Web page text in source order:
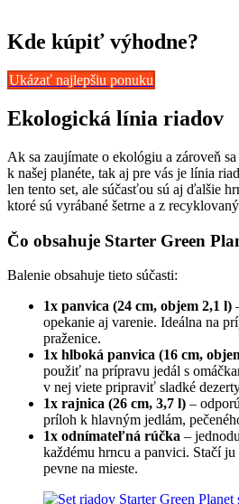
Kde kúpiť výhodne?
Ukázať najlepšiu ponuku
Ekologická línia riadov
Ak sa zaujímate o ekológiu a zároveň
k našej planéte, tak aj pre vás je línia
len tento set, ale súčasťou sú aj ďalšie
ktoré sú vyrábané šetrne a z
Čo obsahuje Starter Green
Balenie obsahuje tieto súčasti:
1x panvica (24 cm, objem 2,1 l)
opekanie aj varenie. Ideálna na
praženice.
1x hlboká panvica (16 cm,
použiť na prípravu jedál s
v nej viete pripraviť sladké
1x rajnica (26 cm, 3,7 l) –
príloh k hlavným jedlám,
1x odnímateľná rúčka –
každému hrncu a panvici. Stačí
pevne na mieste.